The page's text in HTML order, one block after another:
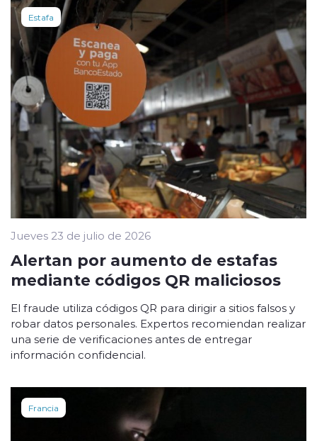
Estafa
Jueves 23 de julio de 2026
Alertan por aumento de estafas
mediante códigos QR maliciosos
El fraude utiliza códigos QR para dirigir a sitios falsos y
robar datos personales. Expertos recomiendan realizar
una serie de verificaciones antes de entregar
información confidencial.
Francia